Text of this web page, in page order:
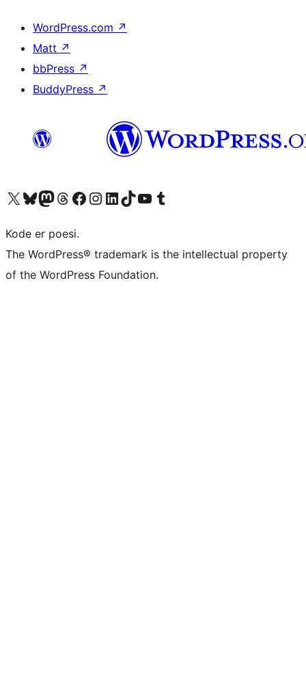
WordPress.com ↗
Matt ↗
bbPress ↗
BuddyPress ↗
Besøk vår konto på X Visit our Bluesky account
Besøk vår Mastodon-konto
Visit our Threads account
Besøk vår Facebook-sideBesøk vår Instagram-konto
Besøk vår LinkedIn-konto
Visit our TikTok account
Visit our YouTube channel
Visit our Tumblr account
Kode er poesi.
The WordPress® trademark is the intellectual property
of the WordPress Foundation.